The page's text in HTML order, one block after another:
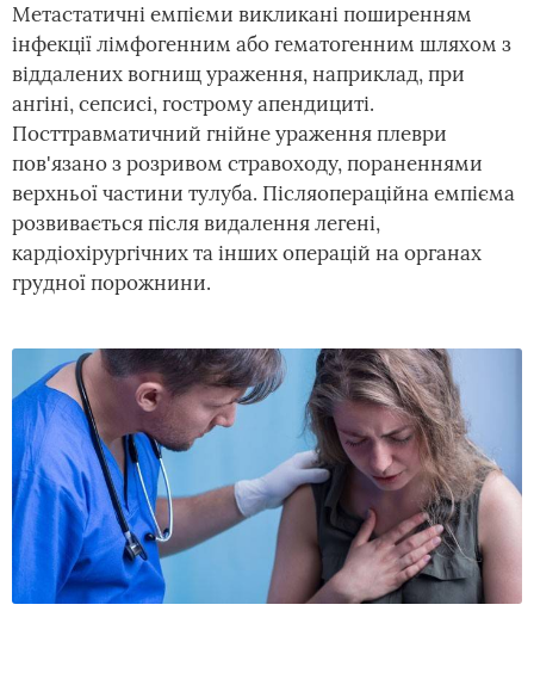
Метастатичні емпієми викликані поширенням
інфекції лімфогенним або гематогенним шляхом з
віддалених вогнищ ураження, наприклад, при
ангіні, сепсисі, гострому апендициті.
Посттравматичний гнійне ураження плеври
пов'язано з розривом стравоходу, пораненнями
верхньої частини тулуба. Післяопераційна емпієма
розвивається після видалення легені,
кардіохірургічних та інших операцій на органах
грудної порожнини.